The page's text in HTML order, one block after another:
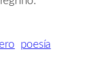
poesía